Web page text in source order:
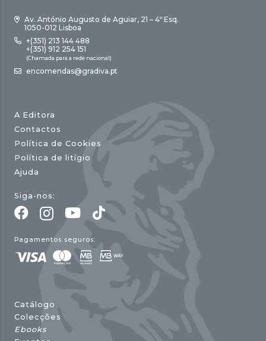
Av. António Augusto de Aguiar, 21 – 4º Esq.
1050-012 Lisboa
+(351) 213 144 488
+(351) 912 254 151
(Chamada para a rede nacional)
encomendas@gradiva.pt
A Editora
Contactos
Política de Cookies
Política de litígio
Ajuda
Siga-nos:
Pagamentos seguros:
Catálogo
Colecções
Ebooks